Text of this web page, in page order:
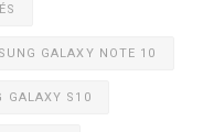
GALAXY NOTE 10
GALAXY S10